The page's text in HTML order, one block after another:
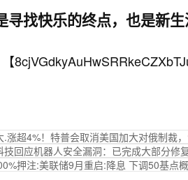
寻找快乐的终点，也是新
.涨超4%！特普会取消美国加大对俄制裁
技回应机器人安全漏洞：已完成大部分修
押注:美联储9月重启:降息 下调50基点